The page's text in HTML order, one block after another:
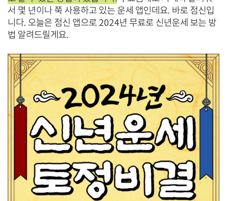
서 몇 년이나 쭉 사용하고 있는 운세 앱인데요. 바로 점신입
니다. 오늘은 점신 앱으로 2024년 무료로 신년운세 보는 방
법 알려드릴게요.